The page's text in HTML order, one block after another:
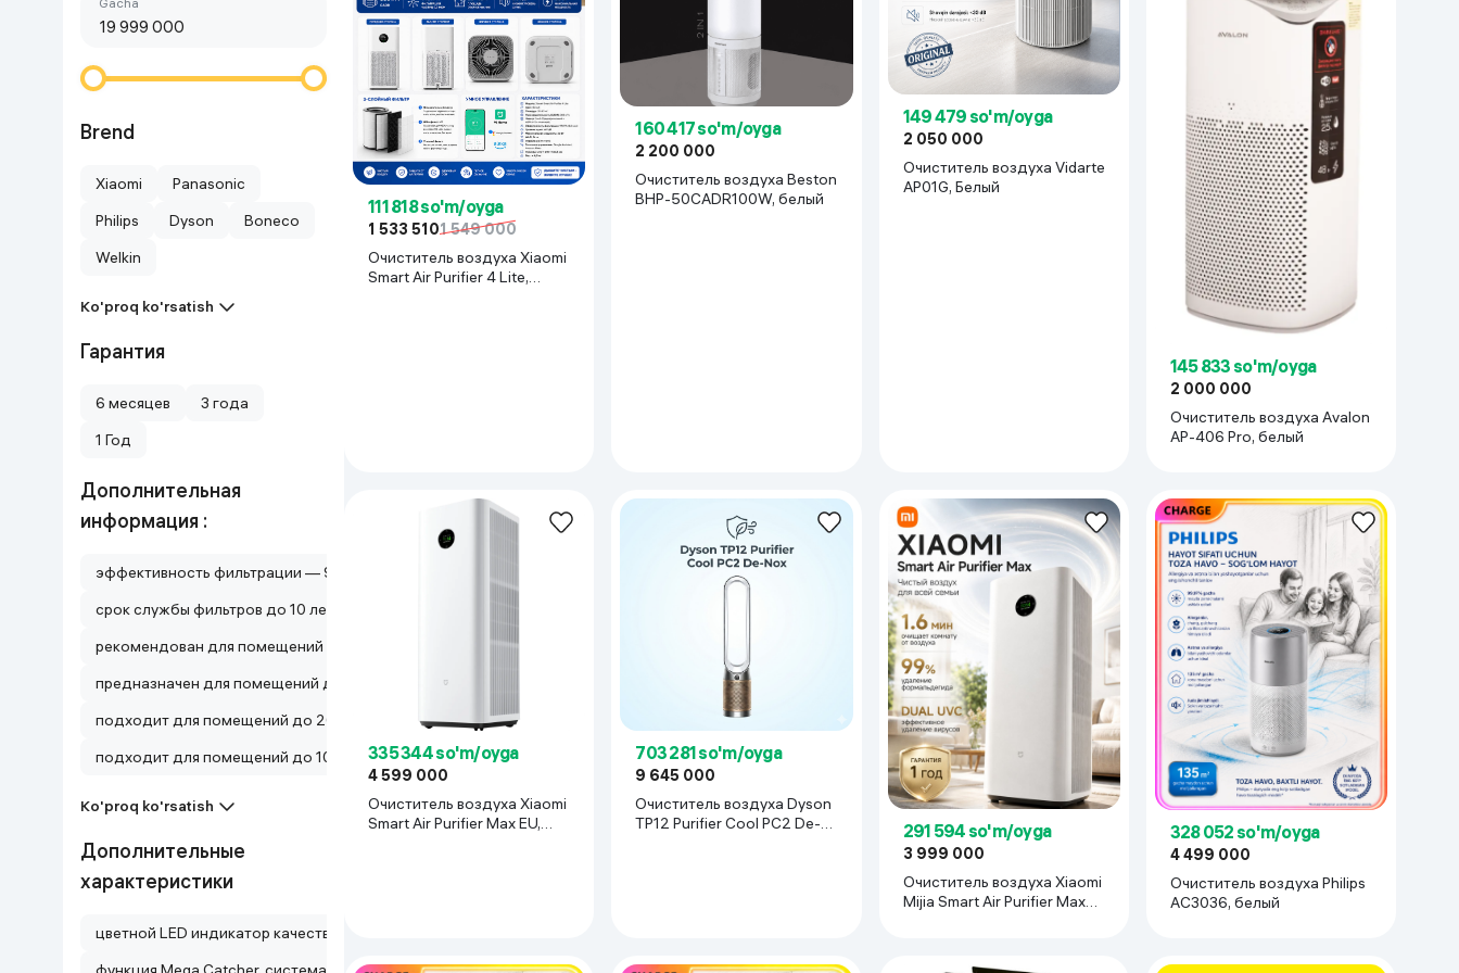
Go‘zallik va parvarish
O'yin uchun texnika
Sport tovarlari
Avtotovarlar
Qurilish va ta'mirlash
Zargarlik mahsulotlari
Uy va bog‘
Kanselyariya
Kitoblar
kiyimlar
Virtual haqiqat ko'zoynaklari
Aqlli ko‘zoynaklar
Brend
Xiaomi
Panasonic
Philips
Dyson
Boneco
Welkin
Ko'proq ko'rsatish
Гарантия
6 месяцев
3 года
1 Год
Дополнительная
информация :
эффективность фильтрации — 99,95%
срок службы фильтров до 10 лет, подходит для помещений до 52 м²
рекомендован для помещений до 36 м², возможна равномерная подача воздуха до 100 м²
предназначен для помещений до 135 м², фильтры рекомендуется менять раз в год, корпус частично изготовлен из переработанного пластика, цвет Arctic White.
подходит для помещений до 20 м², площадь покрытия 15–20 м²
подходит для помещений до 100 м², встроенный дисплей, дистанционное и приложение Dyson Link управление
Ko'proq ko'rsatish
Дополнительные
характеристики
цветной LED индикатор качества воздуха
111 818 so'm/oyga
1 533 5101 549 000
Очиститель воздуха Xiaomi
Smart Air Purifier 4 Lite,
160 417 so'm/oyga
2 200 000
Очиститель воздуха Beston
BHP-50CADR100W, белый
149 479 so'm/oyga
2 050 000
Очиститель воздуха Vidarte
AP01G, Белый
145 833 so'm/oyga
2 000 000
Очиститель воздуха Avalon
AP-406 Pro, белый
335 344 so'm/oyga
4 599 000
Очиститель воздуха Xiaomi
Smart Air Purifier Max EU,
703 281 so'm/oyga
9 645 000
Очиститель воздуха Dyson
TP12 Purifier Cool PC2 De-
291 594 so'm/oyga
3 999 000
Очиститель воздуха Xiaomi
Mijia Smart Air Purifier Max
328 052 so'm/oyga
4 499 000
Очиститель воздуха Philips
AC3036, белый